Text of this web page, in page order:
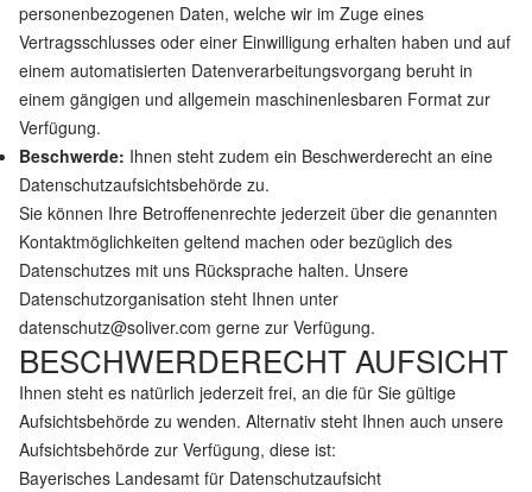
personenbezogenen Daten, welche wir im Zuge eines
Vertragsschlusses oder einer Einwilligung erhalten haben und auf
einem automatisierten Datenverarbeitungsvorgang beruht in
einem gängigen und allgemein maschinenlesbaren Format zur
Verfügung.
Beschwerde: Ihnen steht zudem ein Beschwerderecht an eine
Datenschutzaufsichtsbehörde zu.
Sie können Ihre Betroffenenrechte jederzeit über die genannten
Kontaktmöglichkeiten geltend machen oder bezüglich des
Datenschutzes mit uns Rücksprache halten. Unsere
Datenschutzorganisation steht Ihnen unter
datenschutz@soliver.com gerne zur Verfügung.
BESCHWERDERECHT AUFSICHT
Ihnen steht es natürlich jederzeit frei, an die für Sie gültige
Aufsichtsbehörde zu wenden. Alternativ steht Ihnen auch unsere
Aufsichtsbehörde zur Verfügung, diese ist:
Bayerisches Landesamt für Datenschutzaufsicht